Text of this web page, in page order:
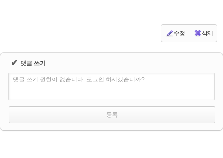
수정 삭제
✔ 댓글 쓰기
댓글 쓰기 권한이 없습니다. 로그인 하시겠습니까?